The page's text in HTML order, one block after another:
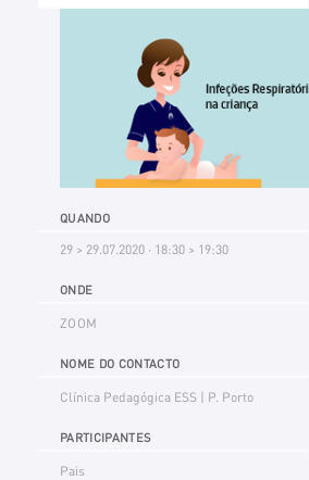
QUANDO
29 > 29.07.2020 · 18:30 > 19:30
ONDE
ZOOM
NOME DO CONTACTO
Clínica Pedagógica ESS | P. Porto
PARTICIPANTES
Pais